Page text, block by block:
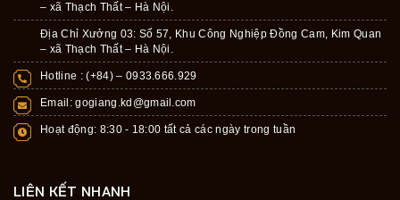
– xã Thạch Thất – Hà Nội.
Địa Chỉ Xưởng 03: Số 57, Khu Công Nghiệp Đồng Cam, Kim Quan
– xã Thạch Thất – Hà Nội.
Hotline : (+84) – 0933.666.929
Email:gogiang.kd@gmail.com
Hoạt động: 8:30 - 18:00 tất cả các ngày trong tuần
LIÊN KẾT NHANH